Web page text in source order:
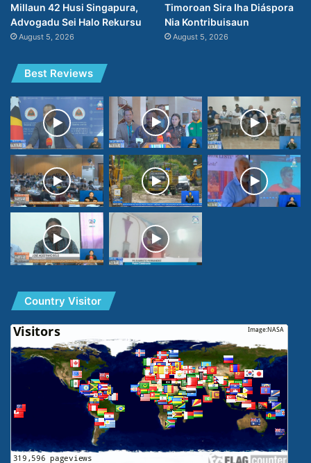
Millaun 42 Husi Singapura,
Advogadu Sei Halo Rekursu
August 5, 2026
Timoroan Sira Iha Diáspora
Nia Kontribuisaun
August 5, 2026
Best Reviews
Country Visitor